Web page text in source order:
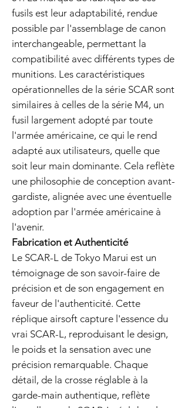
fusils est leur adaptabilité, rendue
possible par l'assemblage de canon
interchangeable, permettant la
compatibilité avec différents types de
munitions. Les caractéristiques
opérationnelles de la série SCAR sont
similaires à celles de la série M4, un
fusil largement adopté par toute
l'armée américaine, ce qui le rend
adapté aux utilisateurs, quelle que
soit leur main dominante. Cela reflète
une philosophie de conception avant-
gardiste, alignée avec une éventuelle
adoption par l'armée américaine à
l'avenir.
Fabrication et Authenticité
Le SCAR-L de Tokyo Marui est un
témoignage de son savoir-faire de
précision et de son engagement en
faveur de l'authenticité. Cette
réplique airsoft capture l'essence du
vrai SCAR-L, reproduisant le design,
le poids et la sensation avec une
précision remarquable. Chaque
détail, de la crosse réglable à la
garde-main authentique, reflète